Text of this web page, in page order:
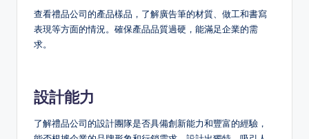
查看禮品公司的產品樣品，了解廣告筆的材質、做工和書寫
表現等方面的情況。確保產品品質過硬，能滿足企業的需
求。
設計能力
了解禮品公司的設計團隊是否具備創新能力和豐富的經驗，